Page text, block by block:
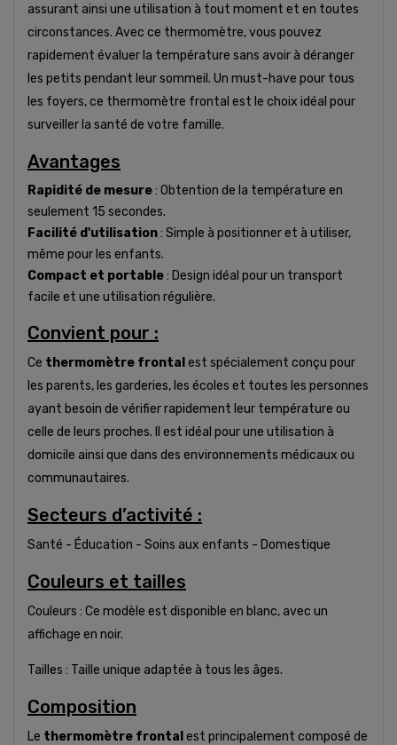
assurant ainsi une utilisation à tout moment et en toutes
circonstances. Avec ce thermomètre, vous pouvez
rapidement évaluer la température sans avoir à déranger
les petits pendant leur sommeil. Un must-have pour tous
les foyers, ce thermomètre frontal est le choix idéal pour
surveiller la santé de votre famille.
Avantages
Rapidité de mesure: Obtention de la température en
seulement 15 secondes.
Facilité d'utilisation: Simple à positionner et à utiliser,
même pour les enfants.
Compact et portable: Design idéal pour un transport
facile et une utilisation régulière.
Convient pour :
Ce thermomètre frontal est spécialement conçu pour
les parents, les garderies, les écoles et toutes les personnes
ayant besoin de vérifier rapidement leur température ou
celle de leurs proches. Il est idéal pour une utilisation à
domicile ainsi que dans des environnements médicaux ou
communautaires.
Secteurs d’activité :
Santé - Éducation - Soins aux enfants - Domestique
Couleurs et tailles
Couleurs : Ce modèle est disponible en blanc, avec un
affichage en noir.
Tailles : Taille unique adaptée à tous les âges.
Composition
Le thermomètre frontal est principalement composé de